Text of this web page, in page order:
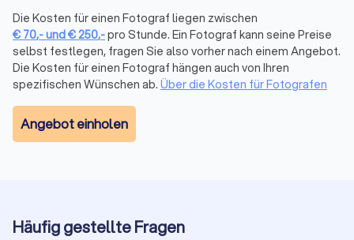
Arbeit längst nicht vorbei. Farben, Kontraste, Hauttöne,
Details: Ein guter Fotograf optimiert, ohne das Bild in eine
Plastikversion seiner selbst zu verwandeln.
Gut mit Menschen:Gerade bei Porträts, Familienfotos oder
Hochzeiten braucht es Fingerspitzengefühl. Die besten
Fotografen schaffen es, Menschen locker zu machen,
natürliche Momente einzufangen und echte Emotionen
sichtbar zu machen.
Die Kosten für einen Fotograf liegen zwischen
€ 70,-und€250,-pro Stunde. Ein Fotograf kann seine Preise
selbst festlegen, fragen Sie also vorher nach einem Angebot.
Die Kosten für einen Fotograf hängen auch von Ihren
spezifischen Wünschen ab. Über die Kosten für Fotografen
Angebot einholen
Häufig gestellte Fragen